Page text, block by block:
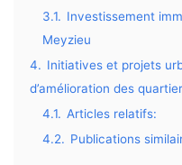
3.1. Investissement
Meyzieu
4. Initiatives et projets
d’amélioration des
4.1. Articles relatifs:
4.2. Publications